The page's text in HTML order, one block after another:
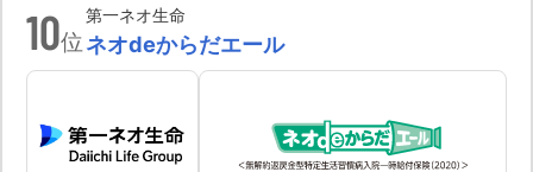
10位
第一ネオ生命
ネオdeからだエール